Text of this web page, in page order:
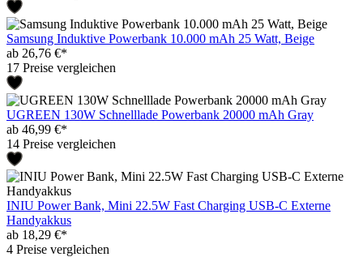
Samsung Induktive Powerbank 10.000 mAh 25 Watt, Beige
ab 26,76 €*
17 Preise vergleichen
UGREEN 130W Schnelllade Powerbank 20000 mAh Gray
ab 46,99 €*
14 Preise vergleichen
INIU Power Bank, Mini 22.5W Fast Charging USB-C Externe
Handyakkus
ab 18,29 €*
4 Preise vergleichen